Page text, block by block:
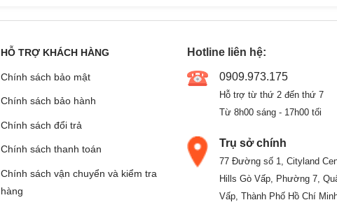
HỖ TRỢ KHÁCH HÀNG
Chính sách bảo mật
Chính sách bảo hành
Chính sách đổi trả
Chính sách thanh toán
Chính sách vận chuyển và kiểm tra
hàng
Hotline liên hệ:
0909.973.175
Hỗ trợ từ thứ 2 đến thứ 7
Từ 8h00 sáng - 17h00 tối
Trụ sở chính
77 Đường số 1, Cityland
Hills Gò Vấp, Phường 7,
Vấp, Thành Phố Hồ Chí